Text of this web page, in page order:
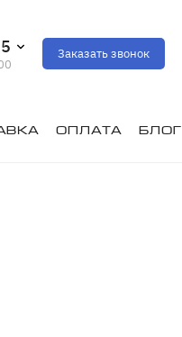
Заказать звонок
Оплата Блог